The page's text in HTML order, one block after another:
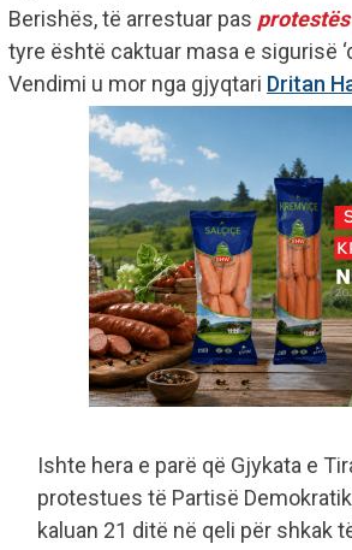
Berishës, të arrestuar pas
tyre është caktuar masa e sigurisë
Vendimi u mor nga gjyqtari Dritan
Ishte hera e parë që Gjykata e
protestues të Partisë
kaluan 21 ditë në qeli për shkak